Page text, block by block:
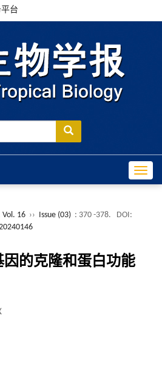
台
Vol. 16 ›› Issue (03) : 370 -378.
DOI:
因的克隆和蛋白功能